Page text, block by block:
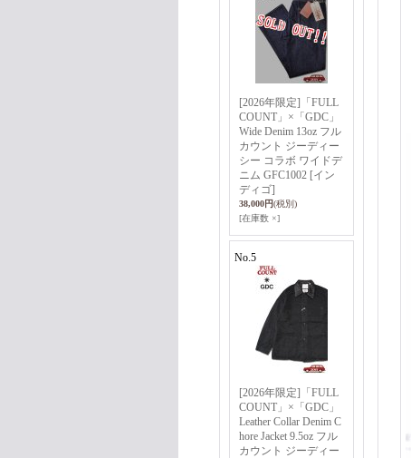
[2026年限定]「FULL
COUNT」×「GDC」
Wide Denim 13oz フル
カウント ジーディー
シー コラボ ワイドデ
ニム GFC1002 [イン
ディゴ]
38,000円(税別)
[在庫数 ×]
No.5
[2026年限定]「FULL
COUNT」×「GDC」
Leather Collar Denim C
hore Jacket 9.5oz フル
カウント ジーディー